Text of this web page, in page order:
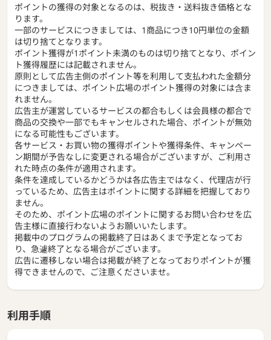
ポイントの獲得の対象となるのは、税抜き・送料抜き価格とな
ります。
一部のサービスにつきましては、1商品につき10円単位の金額
は切り捨てとなります。
ポイント獲得が1ポイント未満のものは切り捨てとなり、ポイン
ト獲得履歴には記載されません。
原則として広告主側のポイント等を利用して支払われた金額分
につきましては、ポイント広場のポイント獲得の対象には含ま
れません。
広告主が運営しているサービスの都合もしくは会員様の都合で
商品の交換や一部でもキャンセルされた場合、ポイントが無効
になる可能性もございます。
各サービス・お買い物の獲得ポイントや獲得条件、キャンペー
ン期間が予告なしに変更される場合がございますが、ご利用さ
れた時点の条件が適用されます。
条件を達成しているかどうかは各広告主ではなく、代理店が行
っているため、広告主はポイントに関する詳細を把握しており
ません。
そのため、ポイント広場のポイントに関するお問い合わせを広
告主様に直接行わないようお願いいたします。
掲載中のプログラムの掲載終了日はあくまで予定となってお
り、急遽終了となる場合がございます。
広告に遷移しない場合は掲載が終了となっておりポイントが獲
得できませんので、ご注意くださいませ。
利用手順